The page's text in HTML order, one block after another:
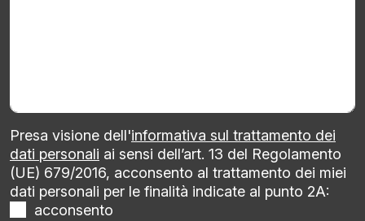
Presa visione dell'informativa sul trattamento dei
dati personali ai sensi dell’art. 13 del Regolamento
(UE) 679/2016, acconsento al trattamento dei miei
dati personali per le finalità indicate al punto 2A:
acconsento